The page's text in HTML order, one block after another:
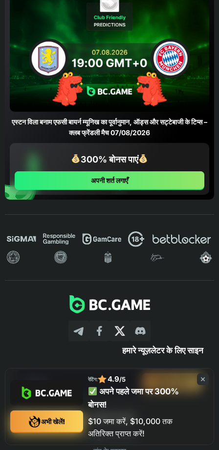
एस्टन विला बनाम एफसी बायर्न म्यूनिख का पूर्वानुमान, ऑड्स और सट्टेबाजी के टिप्स –
क्लब फ्रेंडली मैच 07/08/2026
300% बोनस पाएं
अपनी शर्त लगाएँ
हमारे न्यूज़लेटर के लिए साइन
सट्टेबाजी अकादमी
गाइडबुक BC.Game
अभी खेलें!
रेटिंग: 4.9/5
अपने पहले जमा पर 300%
बोनस!
$10 जमा करें, $10,000 तक
अतिरिक्त प्राप्त करें!